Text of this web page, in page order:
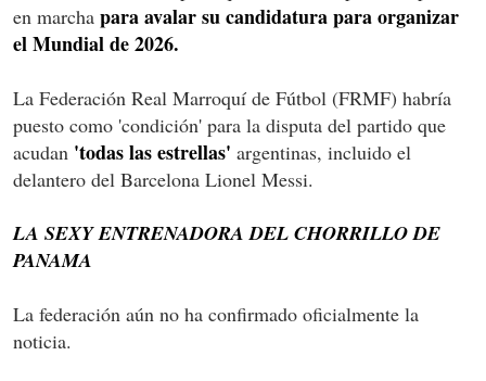
en marcha para avalar su candidatura para organizar
el Mundial de 2026.
La Federación Real Marroquí de Fútbol (FRMF) habría
puesto como 'condición' para la disputa del partido que
acudan 'todas las estrellas' argentinas, incluido el
delantero del Barcelona Lionel Messi.
LA SEXY ENTRENADORA DEL CHORRILLO DE
PANAMA
La federación aún no ha confirmado oficialmente la
noticia.